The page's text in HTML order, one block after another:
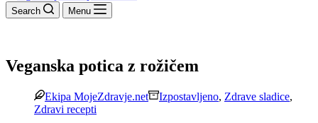
Search Menu
Veganska potica z rožičem
Ekipa MojeZdravje.net Izpostavljeno, Zdrave sladice,
Zdravi recepti